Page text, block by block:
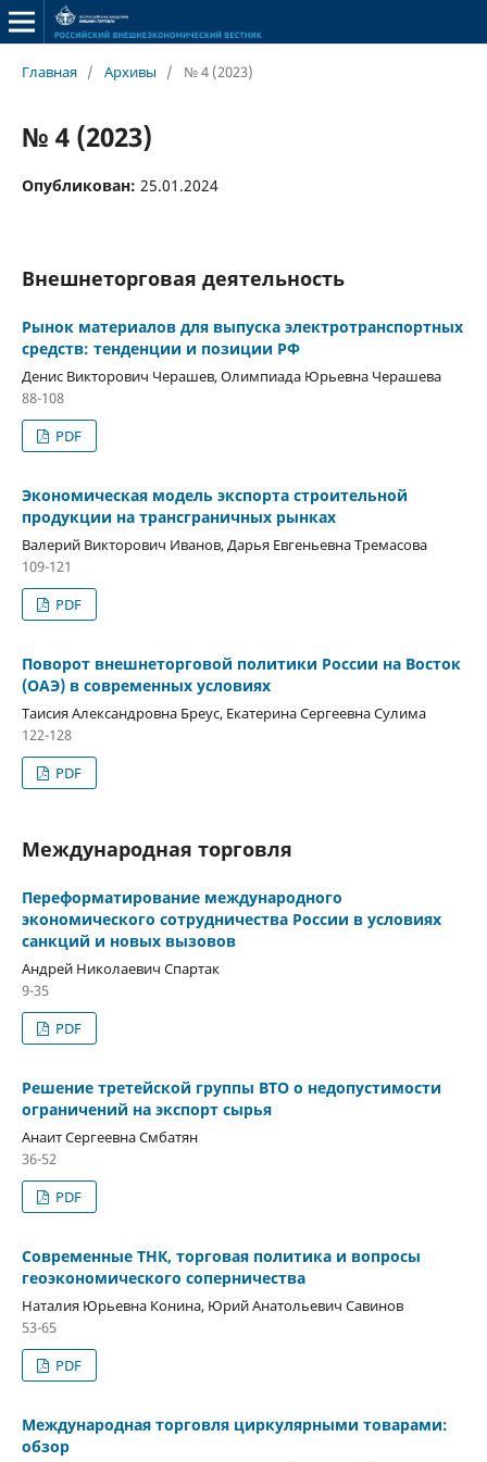
Главная / Архивы / № 4 (2023)
№ 4 (2023)
Опубликован: 25.01.2024
Внешнеторговая деятельность
Рынок материалов для выпуска электротранспортных
средств: тенденции и позиции РФ
Денис Викторович Черашев, Олимпиада Юрьевна Черашева
88-108
PDF
Экономическая модель экспорта строительной
продукции на трансграничных рынках
Валерий Викторович Иванов, Дарья Евгеньевна Тремасова
109-121
PDF
Поворот внешнеторговой политики России на Восток
(ОАЭ) в современных условиях
Таисия Александровна Бреус, Екатерина Сергеевна Сулима
122-128
PDF
Международная торговля
Переформатирование международного
экономического сотрудничества России в условиях
санкций и новых вызовов
Андрей Николаевич Спартак
9-35
PDF
Решение третейской группы ВТО о недопустимости
ограничений на экспорт сырья
Анаит Сергеевна Смбатян
36-52
PDF
Современные ТНК, торговая политика и вопросы
геоэкономического соперничества
Наталия Юрьевна Конина, Юрий Анатольевич Савинов
53-65
PDF
Международная торговля циркулярными товарами:
обзор